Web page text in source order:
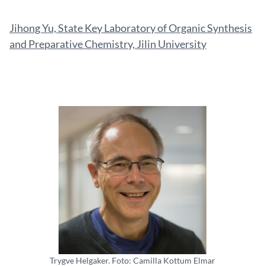
Jihong Yu, State Key Laboratory of Organic Synthesis
and Preparative Chemistry, Jilin University
Trygve Helgaker. Foto: Camilla Kottum Elmar